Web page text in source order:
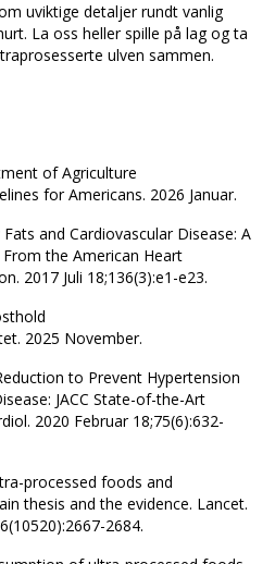
uviktige detaljer rundt vanlig
La oss heller spille på lag og ta
ulven sammen.
of Agriculture
for Americans. 2026 Januar.
and Cardiovascular Disease: A
the American Heart
2017 Juli 18;136(3):e1-e23.
2025 November.
to Prevent Hypertension
JACC State-of-the-Art
2020 Februar 18;75(6):632-
processed foods and
thesis and the evidence. Lancet.
2684.